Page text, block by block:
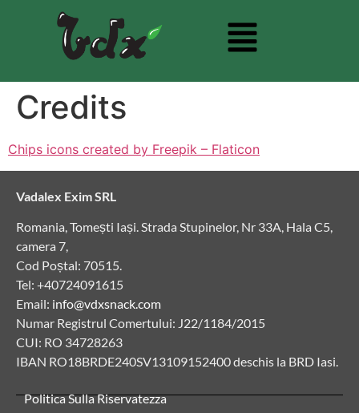
Credits
Chips icons created by Freepik – Flaticon
Vadalex Exim SRL
Romania, Tomești Iași. Strada Stupinelor, Nr 33A, Hala C5,
camera 7,
Cod Poștal: 70515.
Tel: +40724091615
Email: info@vdxsnack.com
Numar Registrul Comertului: J22/1184/2015
CUI: RO 34728263
IBAN RO18BRDE240SV13109152400 deschis la BRD Iasi.
Politica Sulla Riservatezza